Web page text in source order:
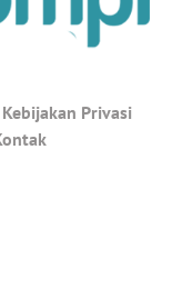
Kebijakan Privasi